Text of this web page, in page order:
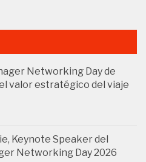
Networking Day de
el valor estratégico del viaje
Keynote Speaker del
Networking Day 2026